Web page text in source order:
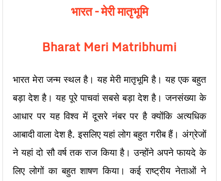
भारत – मेरी मातृभूमि
Bharat Meri Matribhumi
भारत मेरा जन्म स्थल है। यह मेरी मातृभूमि है। यह एक बहुत
बड़ा देश है। यह पूरे पाचवां सबसे बड़ा देश है। जनसंख्या के
आधार पर यह विश्व में दूसरे नंबर पर है क्योंकि अत्यधिक
आबादी वाला देश है. इसलिए यहां लोग बहुत गरीब हैं। अंग्रेजों
ने यहां दो सौ वर्ष तक राज किया है। उन्होंने अपने फायदे के
लिए लोगों का बहुत शाषण किया। कई राष्ट्रीय नेताओं ने